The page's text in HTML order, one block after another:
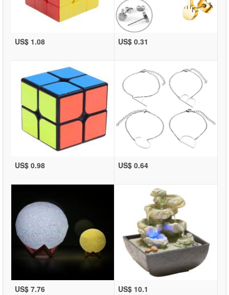
US$ 1.08 US$ 0.31
US$ 0.98 US$ 0.64
US$ 7.76 US$ 10.1